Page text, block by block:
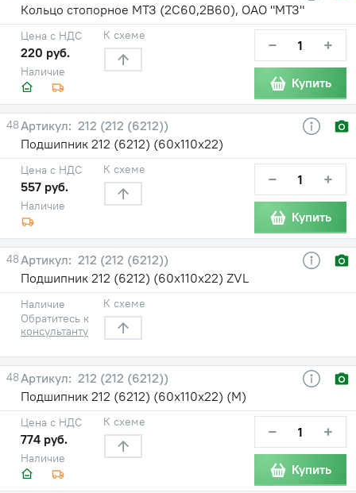
Кольцо стопорное МТЗ (2С60,2В60), ОАО "МТЗ"
Наличие
Цена с НДС
220 руб.
К схеме − +
Купить
48
212 (212 (6212))
Подшипник 212 (6212) (60х110х22)
Наличие
Цена с НДС
557 руб.
К схеме − +
Купить
48
212 (212 (6212))
Подшипник 212 (6212) (60х110х22) ZVL
Наличие
Обратитесь к
консультанту
К схеме
48
212 (212 (6212))
Подшипник 212 (6212) (60х110х22) (М)
Наличие
Цена с НДС
774 руб.
К схеме − +
Купить